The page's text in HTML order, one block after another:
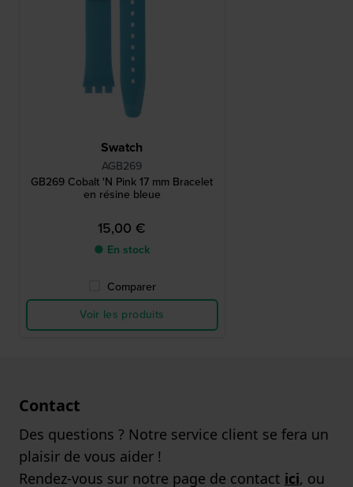
Swatch
AGB269
GB269 Cobalt 'N Pink 17 mm Bracelet
en résine bleue
15,00 €
● En stock
Comparer
Voir les produits
Contact
Des questions ? Notre service client se fera un
plaisir de vous aider !
Rendez-vous sur notre page de contact ici, ou